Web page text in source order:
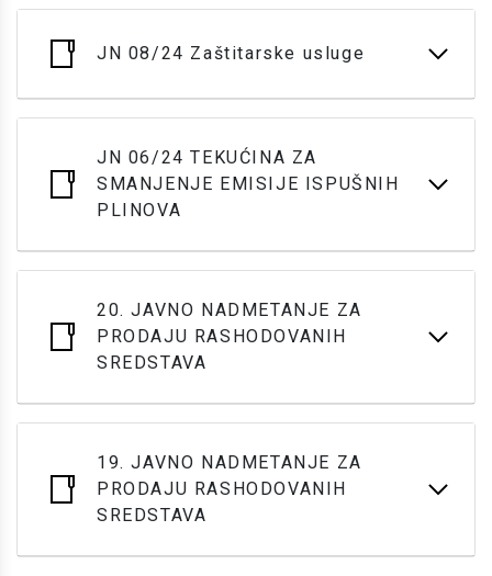
JN 08/24 Zaštitarske usluge
JN 06/24 TEKUĆINA ZA
SMANJENJE EMISIJE ISPUŠNIH
PLINOVA
20. JAVNO NADMETANJE ZA
PRODAJU RASHODOVANIH
SREDSTAVA
19. JAVNO NADMETANJE ZA
PRODAJU RASHODOVANIH
SREDSTAVA